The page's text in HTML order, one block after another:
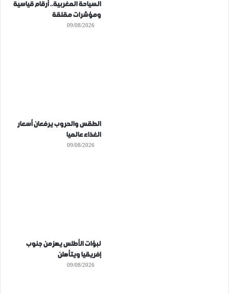
السياحة المغربية.. أرقام قياسية
ومؤشرات مقلقة
09/08/2026
الطقس والحروب يرفعان أسعار
الغذاء عالميا
09/08/2026
لبؤات الأطلس يهزمن جنوب
إفريقيا ويتأهلن
09/08/2026